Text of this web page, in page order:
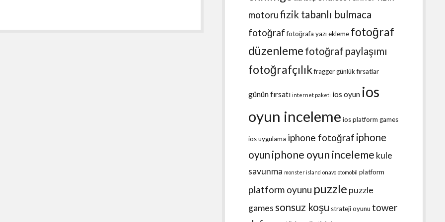
motorufizik tabanlı bulmaca
fotoğraf fotoğrafa yazı ekleme fotoğraf
düzenleme fotoğraf paylaşımı
fotoğrafçılıkfraggergünlük fırsatlar
günün fırsatı internet paketi ios oyun ios
oyun inceleme ios platform games
ios uygulama iphone fotoğraf iphone
oyun iphone oyun inceleme kule
savunma monster island onavo otomobil platform
platform oyunu puzzle puzzle
games sonsuz koşu strateji oyunu tower